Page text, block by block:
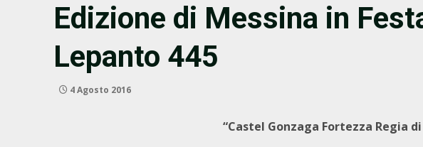
Edizione di Messina in
Lepanto 445
4 Agosto 2016
“Castel Gonzaga Fortezza Regia di